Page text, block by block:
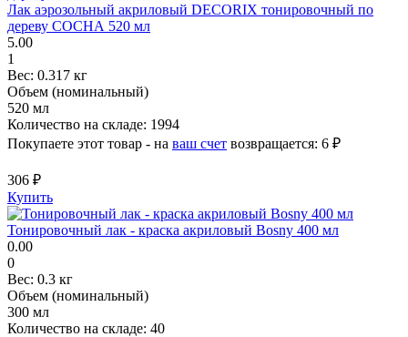
Лак аэрозольный акриловый DECORIX тонировочный по
дереву СОСНА 520 мл
5.00
1
Вес: 0.317 кг
Объем (номинальный)
520 мл
Количество на складе: 1994
Покупаете этот товар - на ваш счет возвращается: 6 ₽
306 ₽
Купить
Тонировочный лак - краска акриловый Bosny 400 мл
0.00
0
Вес: 0.3 кг
Объем (номинальный)
300 мл
Количество на складе: 40